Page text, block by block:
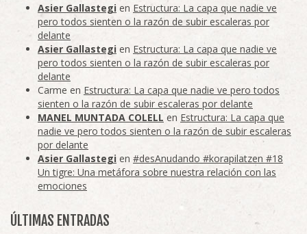
Asier Gallastegi en Estructura: La capa que nadie ve
pero todos sienten o la razón de subir escaleras por
delante
Asier Gallastegi en Estructura: La capa que nadie ve
pero todos sienten o la razón de subir escaleras por
delante
Carme en Estructura: La capa que nadie ve pero todos
sienten o la razón de subir escaleras por delante
MANEL MUNTADA COLELL en Estructura: La capa que
nadie ve pero todos sienten o la razón de subir escaleras
por delante
Asier Gallastegi en #desAnudando #korapilatzen #18
Un tigre: Una metáfora sobre nuestra relación con las
emociones
ÚLTIMAS ENTRADAS